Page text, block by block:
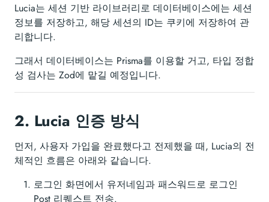
Lucia는 세션 기반 라이브러리로 데이터베이스에는 세션
정보를 저장하고, 해당 세션의 ID는 쿠키에 저장하여 관
리합니다.
그래서 데이터베이스는 Prisma를 이용할 거고, 타입 정합
성 검사는 Zod에 맡길 예정입니다.
2. Lucia 인증 방식
먼저, 사용자 가입을 완료했다고 전제했을 때, Lucia의 전
체적인 흐름은 아래와 같습니다.
로그인 화면에서 유저네임과 패스워드로 로그인
Post 리퀘스트 전송.